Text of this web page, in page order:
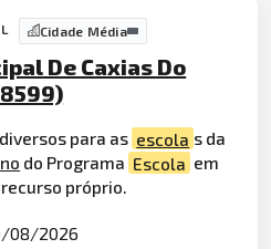
Cidade Média
De Caxias Do
para as escola s da
do Programa Escola em
próprio.
08/2026